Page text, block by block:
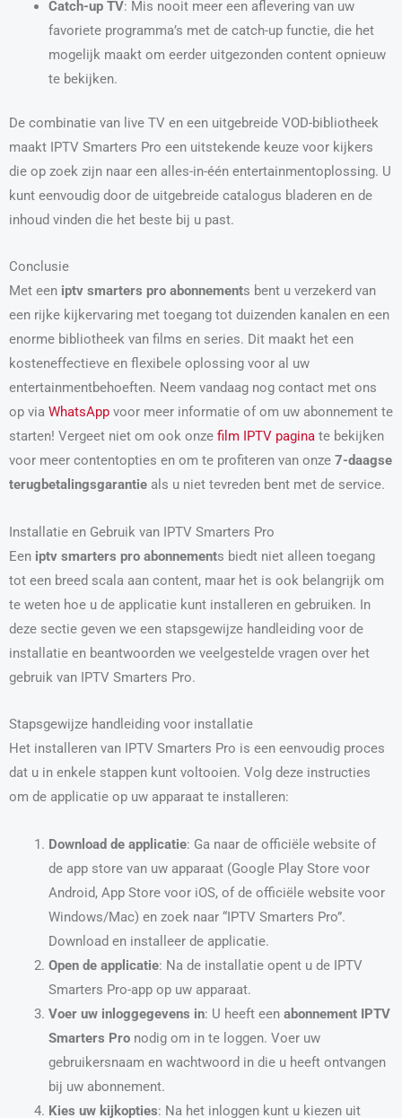
Catch-up TV: Mis nooit meer een aflevering van uw
favoriete programma’s met de catch-up functie, die het
mogelijk maakt om eerder uitgezonden content opnieuw
te bekijken.
De combinatie van live TV en een uitgebreide VOD-bibliotheek
maakt IPTV Smarters Pro een uitstekende keuze voor kijkers
die op zoek zijn naar een alles-in-één entertainmentoplossing. U
kunt eenvoudig door de uitgebreide catalogus bladeren en de
inhoud vinden die het beste bij u past.
Conclusie
Met een iptv smarters pro abonnements bent u verzekerd van
een rijke kijkervaring met toegang tot duizenden kanalen en een
enorme bibliotheek van films en series. Dit maakt het een
kosteneffectieve en flexibele oplossing voor al uw
entertainmentbehoeften. Neem vandaag nog contact met ons
op via WhatsApp voor meer informatie of om uw abonnement te
starten! Vergeet niet om ook onze film IPTV pagina te bekijken
voor meer contentopties en om te profiteren van onze 7-daagse
terugbetalingsgarantie als u niet tevreden bent met de service.
Installatie en Gebruik van IPTV Smarters Pro
Een iptv smarters pro abonnements biedt niet alleen toegang
tot een breed scala aan content, maar het is ook belangrijk om
te weten hoe u de applicatie kunt installeren en gebruiken. In
deze sectie geven we een stapsgewijze handleiding voor de
installatie en beantwoorden we veelgestelde vragen over het
gebruik van IPTV Smarters Pro.
Stapsgewijze handleiding voor installatie
Het installeren van IPTV Smarters Pro is een eenvoudig proces
dat u in enkele stappen kunt voltooien. Volg deze instructies
om de applicatie op uw apparaat te installeren:
Download de applicatie: Ga naar de officiële website of
de app store van uw apparaat (Google Play Store voor
Android, App Store voor iOS, of de officiële website voor
Windows/Mac) en zoek naar “IPTV Smarters Pro”.
Download en installeer de applicatie.
Open de applicatie: Na de installatie opent u de IPTV
Smarters Pro-app op uw apparaat.
Voer uw inloggegevens in: U heeft een abonnement IPTV
Smarters Pronodig om in te loggen. Voer uw
gebruikersnaam en wachtwoord in die u heeft ontvangen
bij uw abonnement.
Kies uw kijkopties: Na het inloggen kunt u kiezen uit